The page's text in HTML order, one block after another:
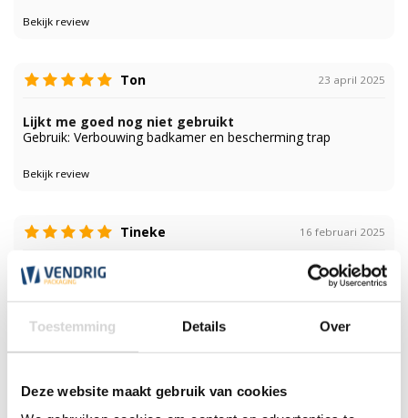
Toestemming Details Over
Deze website maakt gebruik van cookies
Bekijk review
Ton 23 april 2025
Lijkt me goed nog niet gebruikt
Gebruik: Verbouwing badkamer en bescherming trap
Bekijk review
Tineke 16 februari 2025
Nog niet gebruikt
Gebruik: Als afscherming vloer bij n feestje
Bekijk review
Hans